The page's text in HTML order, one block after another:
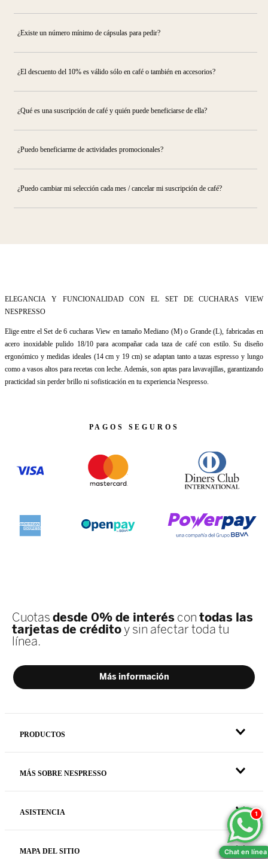
1
Chat en línea
¿Existe un número mínimo de cápsulas para pedir?
¿El descuento del 10% es válido sólo en café o también en accesorios?
¿Qué es una suscripción de café y quién puede beneficiarse de ella?
¿Puedo beneficiarme de actividades promocionales?
¿Puedo cambiar mi selección cada mes / cancelar mi suscripción de café?
ELEGANCIA Y FUNCIONALIDAD CON EL SET DE CUCHARAS VIEW
NESPRESSO
Elige entre el Set de 6 cucharas View en tamaño Mediano (M) o Grande (L), fabricadas en
acero inoxidable pulido 18/10 para acompañar cada taza de café con estilo. Su diseño
ergonómico y medidas ideales (14 cm y 19 cm) se adaptan tanto a tazas espresso y lungo
como a vasos altos para recetas con leche. Además, son aptas para lavavajillas, garantizando
practicidad sin perder brillo ni sofisticación en tu experiencia Nespresso.
PAGOS SEGUROS
PRODUCTOS
MÁS SOBRE NESPRESSO
ASISTENCIA
MAPA DEL SITIO
1
Chat en línea